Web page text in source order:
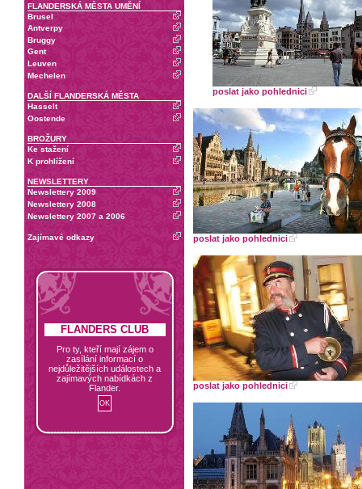
FLANDERSKÁ MĚSTA UMĚNÍ
Brusel
Antverpy
Bruggy
Gent
Leuven
Mechelen
DALŠÍ FLANDERSKÁ MĚSTA
Hasselt
Oostende
BROŽURY
Ke stažení
K prohlížení
NEWSLETTERY
Newslettery 2009
Newslettery 2008
Newslettery 2007 a 2006
Zajímavé odkazy
FLANDERS CLUB
Pro ty, kteří mají zájem o
zasílání informací o
nejdůležitějších událostech a
zajímavých nabídkách z
Flander.
poslat jako pohlednici
poslat jako pohlednici
poslat jako pohlednici